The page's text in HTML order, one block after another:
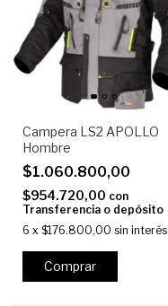
Campera LS2 APOLLO
Hombre
$1.060.800,00
$954.720,00 con
Transferencia o depósito
6 x $176.800,00 sin interés
Comprar